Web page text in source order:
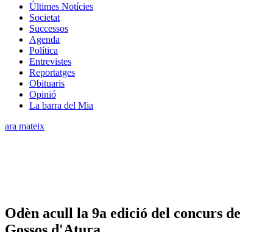
Últimes Notícies
Societat
Successos
Agenda
Política
Entrevistes
Reportatges
Obituaris
Opinió
La barra del Mia
ara mateix
Odèn acull la 9a edició del concurs de